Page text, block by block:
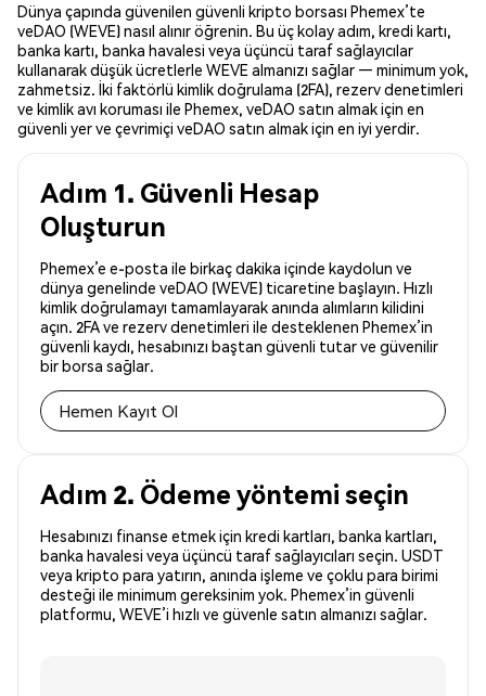
Dünya çapında güvenilen güvenli kripto borsası Phemex’te
veDAO (WEVE) nasıl alınır öğrenin. Bu üç kolay adım, kredi kartı,
banka kartı, banka havalesi veya üçüncü taraf sağlayıcılar
kullanarak düşük ücretlerle WEVE almanızı sağlar — minimum yok,
zahmetsiz. İki faktörlü kimlik doğrulama (2FA), rezerv denetimleri
ve kimlik avı koruması ile Phemex, veDAO satın almak için en
güvenli yer ve çevrimiçi veDAO satın almak için en iyi yerdir.
Adım 1. Güvenli Hesap
Oluşturun
Phemex’e e-posta ile birkaç dakika içinde kaydolun ve
dünya genelinde veDAO (WEVE) ticaretine başlayın. Hızlı
kimlik doğrulamayı tamamlayarak anında alımların kilidini
açın. 2FA ve rezerv denetimleri ile desteklenen Phemex’in
güvenli kaydı, hesabınızı baştan güvenli tutar ve güvenilir
bir borsa sağlar.
Hemen Kayıt Ol
Adım 2. Ödeme yöntemi seçin
Hesabınızı finanse etmek için kredi kartları, banka kartları,
banka havalesi veya üçüncü taraf sağlayıcıları seçin. USDT
veya kripto para yatırın, anında işleme ve çoklu para birimi
desteği ile minimum gereksinim yok. Phemex’in güvenli
platformu, WEVE’i hızlı ve güvenle satın almanızı sağlar.